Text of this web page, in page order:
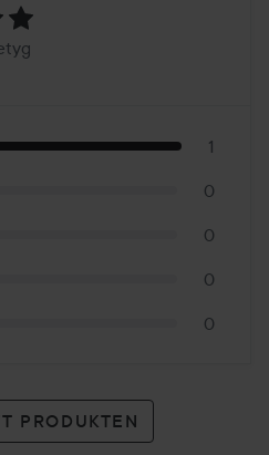
1
0
0
0
0
PRODUKTEN